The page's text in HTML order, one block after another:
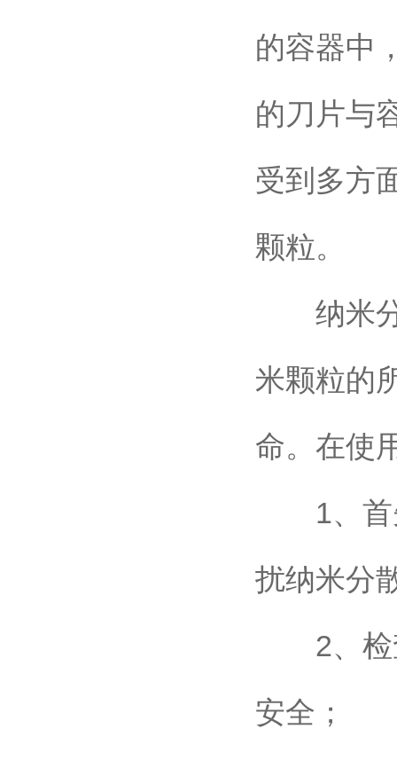
的容器中
的刀片与
受到多方
颗粒。
纳米分
米颗粒的
命。在使
1、首先
扰纳米分
2、检查
安全；